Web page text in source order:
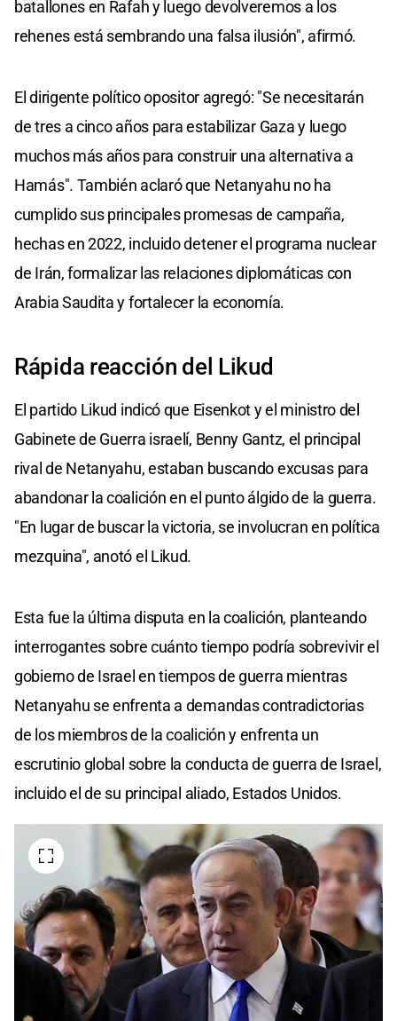
batallones en Rafah y luego devolveremos a los
rehenes está sembrando una falsa ilusión", afirmó.
El dirigente político opositor agregó: "Se necesitarán
de tres a cinco años para estabilizar Gaza y luego
muchos más años para construir una alternativa a
Hamás". También aclaró que Netanyahu no ha
cumplido sus principales promesas de campaña,
hechas en 2022, incluido detener el programa nuclear
de Irán, formalizar las relaciones diplomáticas con
Arabia Saudita y fortalecer la economía.
Rápida reacción del Likud
El partido Likud indicó que Eisenkot y el ministro del
Gabinete de Guerra israelí, Benny Gantz, el principal
rival de Netanyahu, estaban buscando excusas para
abandonar la coalición en el punto álgido de la guerra.
"En lugar de buscar la victoria, se involucran en política
mezquina", anotó el Likud.
Esta fue la última disputa en la coalición, planteando
interrogantes sobre cuánto tiempo podría sobrevivir el
gobierno de Israel en tiempos de guerra mientras
Netanyahu se enfrenta a demandas contradictorias
de los miembros de la coalición y enfrenta un
escrutinio global sobre la conducta de guerra de Israel,
incluido el de su principal aliado, Estados Unidos.